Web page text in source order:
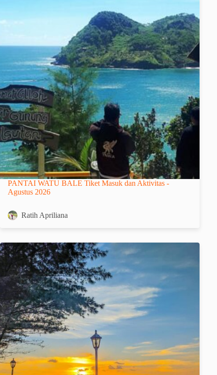
PANTAI WATU BALE Tiket Masuk dan Aktivitas -
Agustus 2026
Ratih Apriliana